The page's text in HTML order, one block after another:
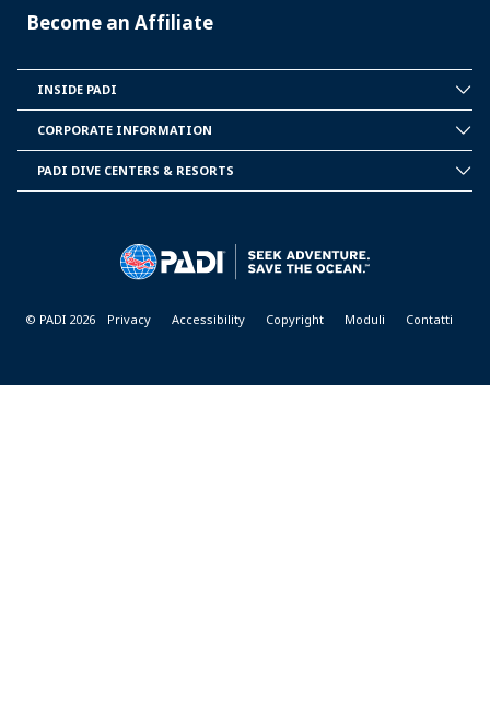
Become an Affiliate
PADI
INSIDE PADI
INFORMATION
CORPORATE INFORMATION
PADI DIVE CENTERS & RESORTS
© PADI 2026 Privacy Accessibility Copyright Moduli Contatti